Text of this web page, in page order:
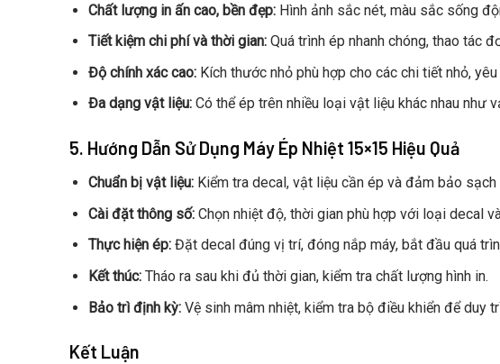
Chất lượng in ấn cao, bền đẹp:Hình ảnh sắc nét, màu sắc sống
Tiết kiệm chi phí và thời gian:Quá trình ép nhanh chóng, thao tác
Độ chính xác cao:Kích thước nhỏ phù hợp cho các chi tiết nhỏ,
Đa dạng vật liệu:Có thể ép trên nhiều loại vật liệu khác nhau như
5. Hướng Dẫn Sử Dụng Máy Ép Nhiệt 15×15 Hiệu Quả
Chuẩn bị vật liệu:Kiểm tra decal, vật liệu cần ép và đảm bảo sạch
Cài đặt thông số:Chọn nhiệt độ, thời gian phù hợp với loại decal
Thực hiện ép:Đặt decal đúng vị trí, đóng nắp máy, bắt đầu quá
Kết thúc:Tháo ra sau khi đủ thời gian, kiểm tra chất lượng hình in.
Bảo trì định kỳ:Vệ sinh mâm nhiệt, kiểm tra bộ điều khiển để duy
Kết Luận